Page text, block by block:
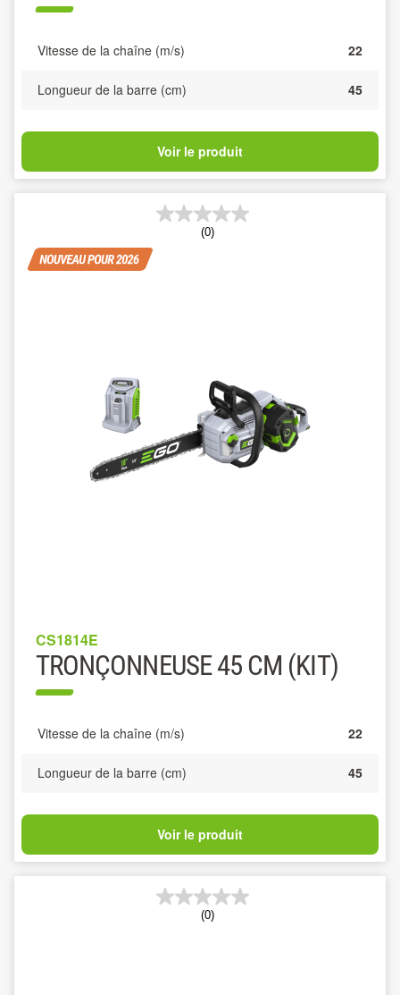
Vitesse de la chaîne (m/s) 22
Longueur de la barre (cm) 45
Voir le produit
(0)
CS1814E
TRONÇONNEUSE 45 CM (KIT)
Vitesse de la chaîne (m/s) 22
Longueur de la barre (cm) 45
Voir le produit
(0)